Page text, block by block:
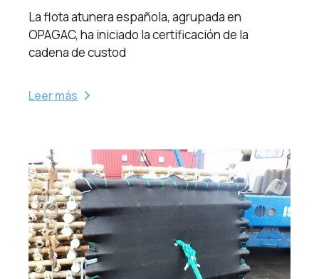
La flota atunera española, agrupada en
OPAGAC, ha iniciado la certificación de la
cadena de custod
Leer más